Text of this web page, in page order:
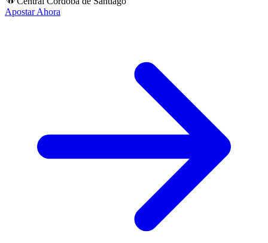
Apostar Ahora